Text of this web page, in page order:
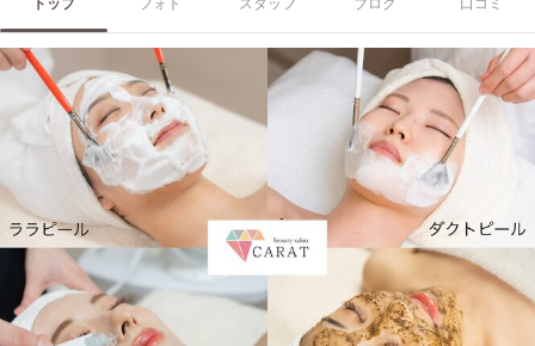
トップ フォト スタッフ ブログ 口コミ